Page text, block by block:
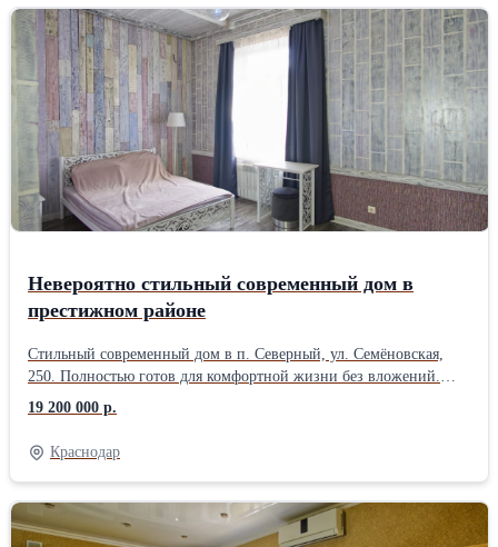
ленточный фундамент, утеплённая кровля, металлопластиковые
окна. Коммуникации: • электричество 15 кВт; • скважина 30 м; •
септик 8 м³; • бойлер 80 л; • оптоволоконный интернет; • газ
проходит по меже. Участок благоустроен: бетонный двор,
огород, сад, виноград, клубника и розы. Фасад 20 м, удобный
заезд. Отличное расположение с выездом на Ейское и
Ростовское шоссе. До детского сада 200 м, до школы 1 км. Тихий
зелёный район с хорошими соседями и чистым воздухом.
Невероятно стильный современный дом в
престижном районе
Стильный современный дом в п. Северный, ул. Семёновская,
250. Полностью готов для комфортной жизни без вложений.
Дом кирпичный, 2014 года постройки. Площадь 100,2 м²,
участок 4,2 сотки. Высокие потолки 3 м, качественный ремонт,
тёплый и уютный дом с продуманной планировкой. В доме: • 3
изолированные комнаты • просторная кухня-гостиная 55,6 м² •
санузел в керамограните • вся мебель и техника остаются •
сплит-системы, газ, оптоволоконный интернет, сигнализация
Коммуникации: • газовое отопление • собственная скважина 35
19 200 000 р.
Краснодар